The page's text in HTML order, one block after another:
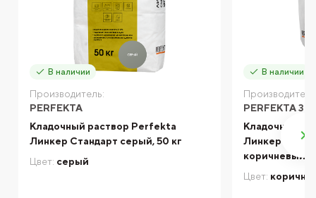
В наличии
Производитель:
PERFEKTA
Кладочный раствор Perfekta
Линкер Стандарт серый, 50 кг
Цвет: серый
В наличии
PERFEKTA
Кладочный
Линкер
коричневый,
Цвет: